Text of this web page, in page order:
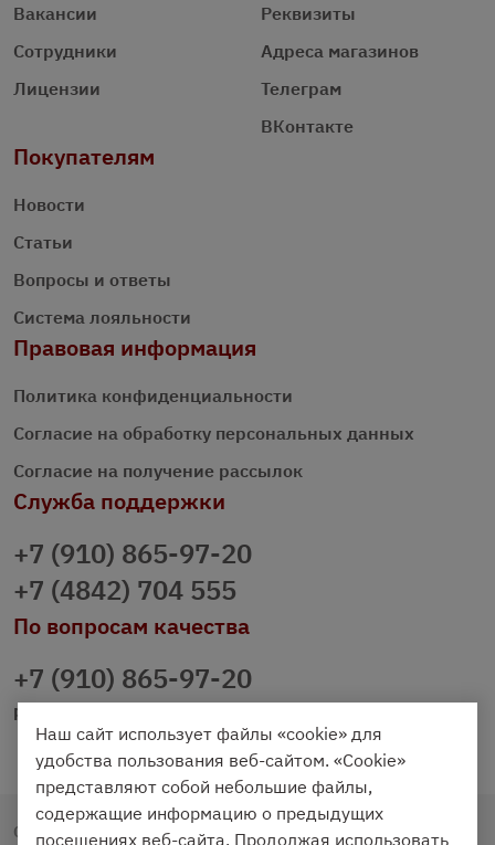
Вакансии
Сотрудники
Лицензии
Реквизиты
Адреса магазинов
Телеграм
ВКонтакте
Покупателям
Новости
Статьи
Вопросы и ответы
Система лояльности
Правовая информация
Политика конфиденциальности
Согласие на обработку персональных данных
Согласие на получение рассылок
Служба поддержки
+7 (910) 865-97-20
+7 (4842) 704 555
По вопросам качества
+7 (910) 865-97-20
prazdnichniy40@palmi.ru
Copyright © 2020 - 2026. Праздничный Стол.
Наш сайт использует файлы «cookie» для
удобства пользования веб-сайтом. «Cookie»
представляют собой небольшие файлы,
содержащие информацию о предыдущих
посещениях веб-сайта. Продолжая использовать